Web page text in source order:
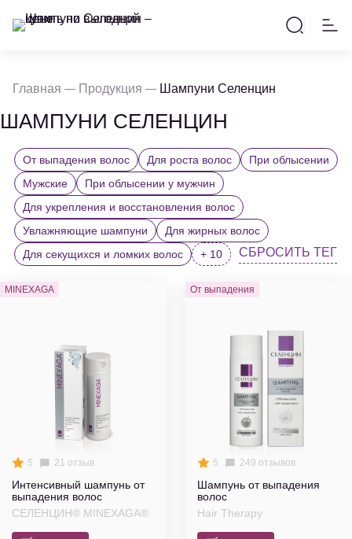
Главная Продукция Шампуни Селенцин
ШАМПУНИ СЕЛЕНЦИН
От выпадения волос Для роста волос
При облысении
Мужские
При облысении у мужчин
Для укрепления и восстановления волос
Увлажняющие шампуни
Для жирных волос
Для секущихся и ломких волос
+ 10 СБРОСИТЬ ТЕГ
MINEXAGA
5 21 отзыв
Интенсивный шампунь от
выпадения волос
СЕЛЕНЦИН® MINEXAGA®
От выпадения
5 249 отзывов
Шампунь от выпадения
волос
Hair Therapy